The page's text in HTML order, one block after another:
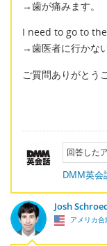
→歯が痛みます。
I need to go to
→歯医者に行かな
ご質問ありがとう
回答した
DMM英会
Josh
アメリカ合